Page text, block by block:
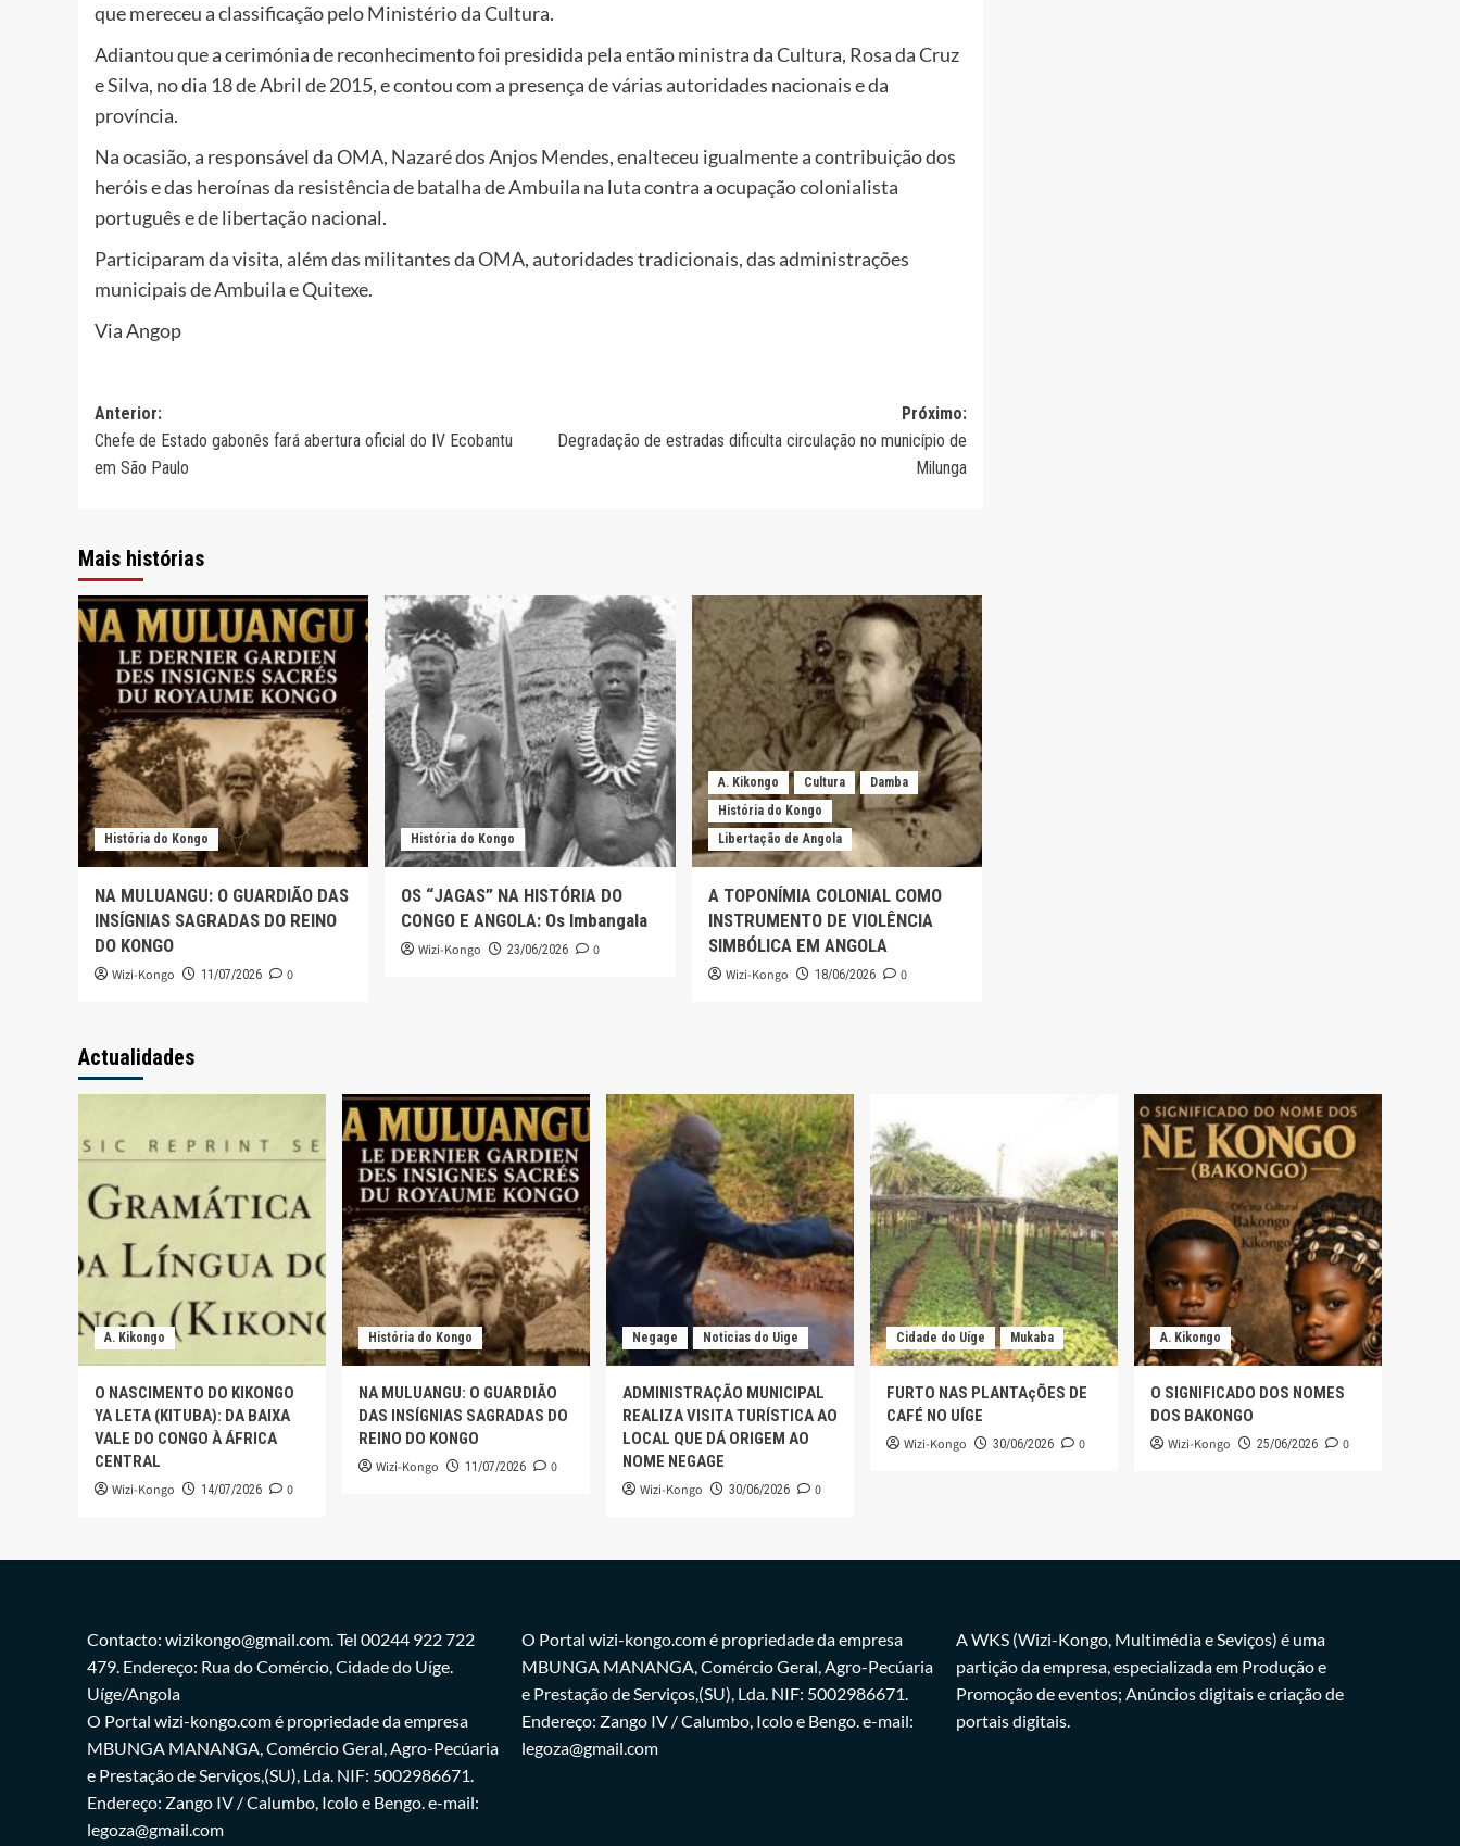
que mereceu a classificação pelo Ministério da Cultura.
Adiantou que a cerimónia de reconhecimento foi presidida pela então ministra da Cultura, Rosa da Cruz
e Silva, no dia 18 de Abril de 2015, e contou com a presença de várias autoridades nacionais e da
província.
Na ocasião, a responsável da OMA, Nazaré dos Anjos Mendes, enalteceu igualmente a contribuição dos
heróis e das heroínas da resistência de batalha de Ambuila na luta contra a ocupação colonialista
português e de libertação nacional.
Participaram da visita, além das militantes da OMA, autoridades tradicionais, das administrações
municipais de Ambuila e Quitexe.
Via Angop
Navegação
de
Anterior:
Chefe de Estado gabonês fará abertura oficial do IV Ecobantu
em São Paulo
Próximo:
Degradação de estradas dificulta circulação no município de
Milunga
Mais histórias
História do Kongo
NA MULUANGU: O GUARDIÃO DAS
INSÍGNIAS SAGRADAS DO REINO
DO KONGO
Wizi-Kongo 11/07/2026 0
História do Kongo
OS “JAGAS” NA HISTÓRIA DO
CONGO E ANGOLA: Os Imbangala
Wizi-Kongo 23/06/2026 0
A. Kikongo Cultura
Damba
História do Kongo
Libertação de Angola
A TOPONÍMIA COLONIAL COMO
INSTRUMENTO DE VIOLÊNCIA
SIMBÓLICA EM ANGOLA
Wizi-Kongo 18/06/2026 0
Actualidades
A. Kikongo
O NASCIMENTO DO KIKONGO
YA LETA (KITUBA): DA BAIXA
VALE DO CONGO À ÁFRICA
CENTRAL
Wizi-Kongo 14/07/2026 0
História do Kongo
NA MULUANGU: O GUARDIÃO
DAS INSÍGNIAS SAGRADAS DO
REINO DO KONGO
Wizi-Kongo 11/07/2026 0
Negage Noticias do Uige
ADMINISTRAÇÃO MUNICIPAL
REALIZA VISITA TURÍSTICA AO
LOCAL QUE DÁ ORIGEM AO
NOME NEGAGE
Wizi-Kongo 30/06/2026 0
Cidade do Uíge Mukaba
FURTO NAS PLANTAçÕES DE
CAFÉ NO UÍGE
Wizi-Kongo 30/06/2026 0
A. Kikongo
O SIGNIFICADO DOS NOMES
DOS BAKONGO
Wizi-Kongo 25/06/2026 0
Contacto: wizikongo@gmail.com. Tel 00244 922 722
479. Endereço: Rua do Comércio, Cidade do Uíge.
Uíge/Angola
O Portal wizi-kongo.com é propriedade da empresa
MBUNGA MANANGA, Comércio Geral, Agro-Pecúaria
e Prestação de Serviços,(SU), Lda. NIF: 5002986671.
Endereço: Zango IV / Calumbo, Icolo e Bengo. e-mail:
legoza@gmail.com
O Portal wizi-kongo.com é propriedade da empresa
MBUNGA MANANGA, Comércio Geral, Agro-Pecúaria
e Prestação de Serviços,(SU), Lda. NIF: 5002986671.
Endereço: Zango IV / Calumbo, Icolo e Bengo. e-mail:
legoza@gmail.com
A WKS (Wizi-Kongo, Multimédia e Seviços) é uma
partição da empresa, especializada em Produção e
Promoção de eventos; Anúncios digitais e criação de
portais digitais.